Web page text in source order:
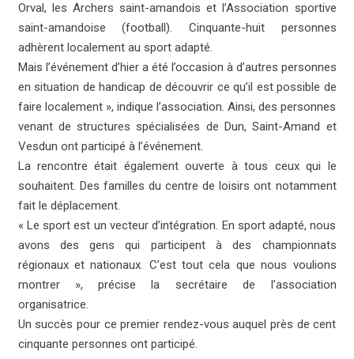
Orval, les Archers saint-amandois et l’Association sportive
saint-amandoise (football). Cinquante-huit personnes
adhèrent localement au sport adapté.
Mais l’événement d’hier a été l’occasion à d’autres personnes
en situation de handicap de découvrir ce qu’il est possible de
faire localement », indique l’association. Ainsi, des personnes
venant de structures spécialisées de Dun, Saint-Amand et
Vesdun ont participé à l’événement.
La rencontre était également ouverte à tous ceux qui le
souhaitent. Des familles du centre de loisirs ont notamment
fait le déplacement.
« Le sport est un vecteur d’intégration. En sport adapté, nous
avons des gens qui participent à des championnats
régionaux et nationaux. C’est tout cela que nous voulions
montrer », précise la secrétaire de l’association
organisatrice.
Un succès pour ce premier rendez-vous auquel près de cent
cinquante personnes ont participé.